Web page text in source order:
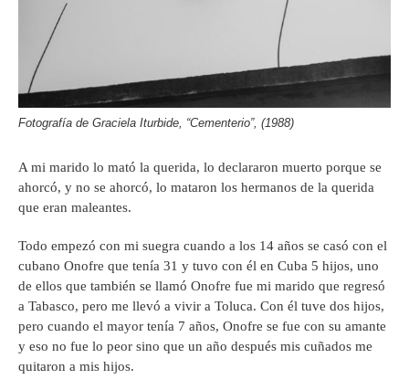
Fotografía de Graciela Iturbide, “Cementerio”, (1988)
A mi marido lo mató la querida, lo declararon muerto porque se
ahorcó, y no se ahorcó, lo mataron los hermanos de la querida
que eran maleantes.
Todo empezó con mi suegra cuando a los 14 años se casó con el
cubano Onofre que tenía 31 y tuvo con él en Cuba 5 hijos, uno
de ellos que también se llamó Onofre fue mi marido que regresó
a Tabasco, pero me llevó a vivir a Toluca. Con él tuve dos hijos,
pero cuando el mayor tenía 7 años, Onofre se fue con su amante
y eso no fue lo peor sino que un año después mis cuñados me
quitaron a mis hijos.